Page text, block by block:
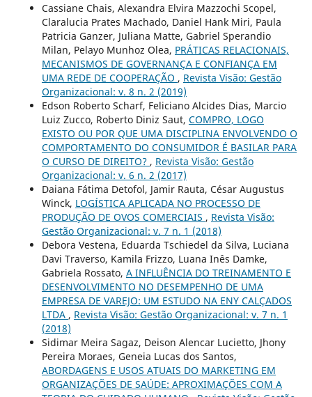
Cassiane Chais, Alexandra Elvira Mazzochi Scopel,
Claralucia Prates Machado, Daniel Hank Miri, Paula
Patricia Ganzer, Juliana Matte, Gabriel Sperandio
Milan, Pelayo Munhoz Olea, PRÁTICAS RELACIONAIS,
MECANISMOS DE GOVERNANÇA E CONFIANÇA EM
UMA REDE DE COOPERAÇÃO , Revista Visão: Gestão
Organizacional: v. 8 n. 2 (2019)
Edson Roberto Scharf, Feliciano Alcides Dias, Marcio
Luiz Zucco, Roberto Diniz Saut, COMPRO, LOGO
EXISTO OU POR QUE UMA DISCIPLINA ENVOLVENDO O
COMPORTAMENTO DO CONSUMIDOR É BASILAR PARA
O CURSO DE DIREITO? , Revista Visão: Gestão
Organizacional: v. 6 n. 2 (2017)
Daiana Fátima Detofol, Jamir Rauta, César Augustus
Winck, LOGÍSTICA APLICADA NO PROCESSO DE
PRODUÇÃO DE OVOS COMERCIAIS , Revista Visão:
Gestão Organizacional: v. 7 n. 1 (2018)
Debora Vestena, Eduarda Tschiedel da Silva, Luciana
Davi Traverso, Kamila Frizzo, Luana Inês Damke,
Gabriela Rossato, A INFLUÊNCIA DO TREINAMENTO E
DESENVOLVIMENTO NO DESEMPENHO DE UMA
EMPRESA DE VAREJO: UM ESTUDO NA ENY CALÇADOS
LTDA , Revista Visão: Gestão Organizacional: v. 7 n. 1
(2018)
Sidimar Meira Sagaz, Deison Alencar Lucietto, Jhony
Pereira Moraes, Geneia Lucas dos Santos,
ABORDAGENS E USOS ATUAIS DO MARKETING EM
ORGANIZAÇÕES DE SAÚDE: APROXIMAÇÕES COM A